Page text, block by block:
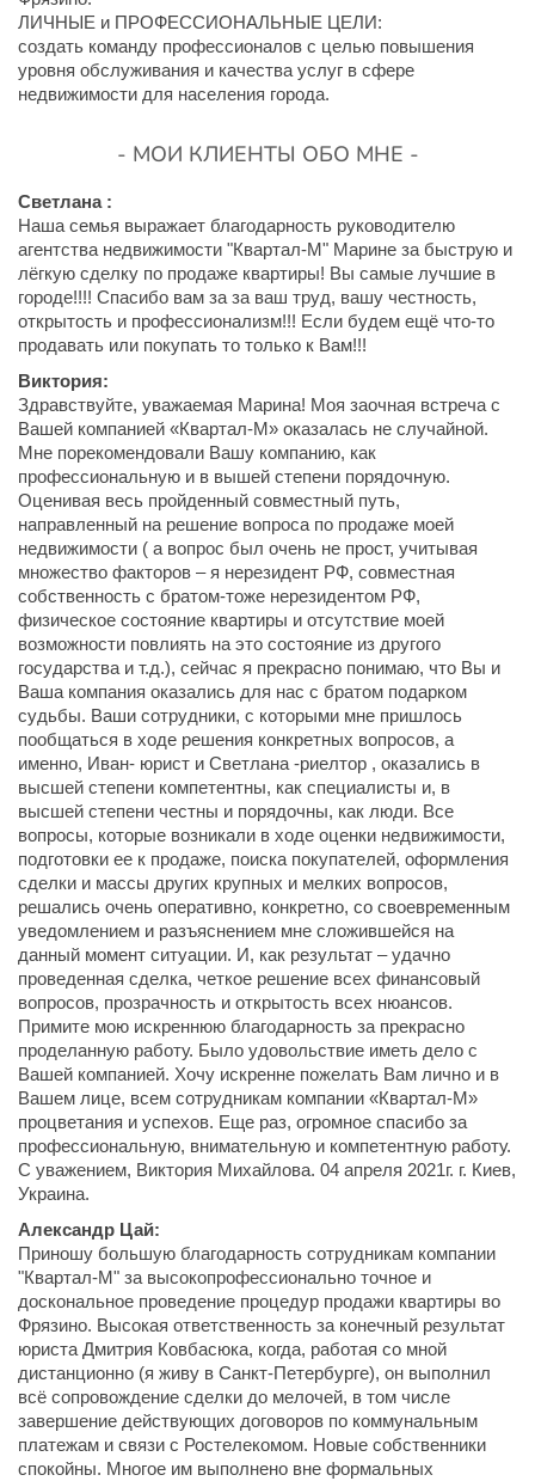
ЛИЧНЫЕ и ПРОФЕССИОНАЛЬНЫЕ ЦЕЛИ:
создать команду профессионалов с целью повышения
уровня обслуживания и качества услуг в сфере
недвижимости для населения города.
- МОИ КЛИЕНТЫ ОБО МНЕ -
Светлана :
Наша семья выражает благодарность руководителю
агентства недвижимости "Квартал-М" Марине за быструю и
лёгкую сделку по продаже квартиры! Вы самые лучшие в
городе!!!! Спасибо вам за за ваш труд, вашу честность,
открытость и профессионализм!!! Если будем ещё что-то
продавать или покупать то только к Вам!!!
Виктория:
Здравствуйте, уважаемая Марина! Моя заочная встреча с
Вашей компанией «Квартал-М» оказалась не случайной.
Мне порекомендовали Вашу компанию, как
профессиональную и в вышей степени порядочную.
Оценивая весь пройденный совместный путь,
направленный на решение вопроса по продаже моей
недвижимости ( а вопрос был очень не прост, учитывая
множество факторов – я нерезидент РФ, совместная
собственность с братом-тоже нерезидентом РФ,
физическое состояние квартиры и отсутствие моей
возможности повлиять на это состояние из другого
государства и т.д.), сейчас я прекрасно понимаю, что Вы и
Ваша компания оказались для нас с братом подарком
судьбы. Ваши сотрудники, с которыми мне пришлось
пообщаться в ходе решения конкретных вопросов, а
именно, Иван- юрист и Светлана -риелтор , оказались в
высшей степени компетентны, как специалисты и, в
высшей степени честны и порядочны, как люди. Все
вопросы, которые возникали в ходе оценки недвижимости,
подготовки ее к продаже, поиска покупателей, оформления
сделки и массы других крупных и мелких вопросов,
решались очень оперативно, конкретно, со своевременным
уведомлением и разъяснением мне сложившейся на
данный момент ситуации. И, как результат – удачно
проведенная сделка, четкое решение всех финансовый
вопросов, прозрачность и открытость всех нюансов.
Примите мою искреннюю благодарность за прекрасно
проделанную работу. Было удовольствие иметь дело с
Вашей компанией. Хочу искренне пожелать Вам лично и в
Вашем лице, всем сотрудникам компании «Квартал-М»
процветания и успехов. Еще раз, огромное спасибо за
профессиональную, внимательную и компетентную работу.
С уважением, Виктория Михайлова. 04 апреля 2021г. г. Киев,
Украина.
Александр Цай:
Приношу большую благодарность сотрудникам компании
"Квартал-М" за высокопрофессионально точное и
доскональное проведение процедур продажи квартиры во
Фрязино. Высокая ответственность за конечный результат
юриста Дмитрия Ковбасюка, когда, работая со мной
дистанционно (я живу в Санкт-Петербурге), он выполнил
всё сопровождение сделки до мелочей, в том числе
завершение действующих договоров по коммунальным
платежам и связи с Ростелекомом. Новые собственники
спокойны. Многое им выполнено вне формальных